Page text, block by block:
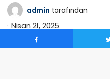
admin tarafından
Nisan 21, 2025